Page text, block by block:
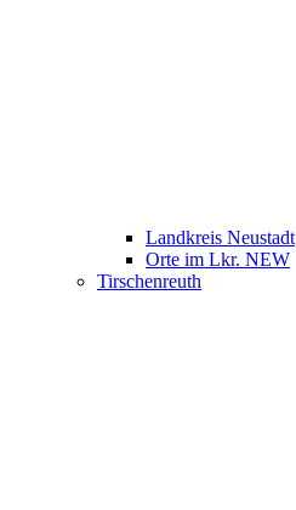
Landkreis Neustadt
Orte im Lkr. NEW
Tirschenreuth